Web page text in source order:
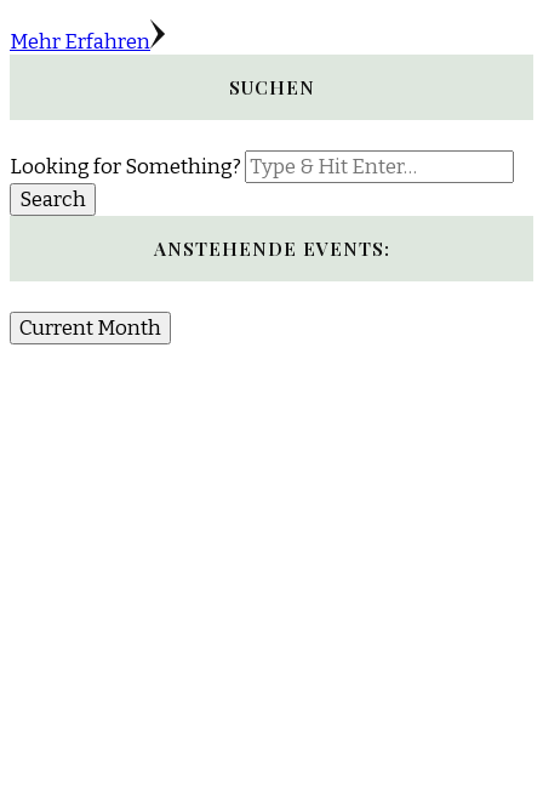
Mehr Erfahren
SUCHEN
Looking for Something?
ANSTEHENDE EVENTS:
Current Month